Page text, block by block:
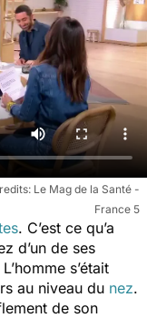
Le Mag de la Santé -
France 5
. C’est ce qu’a
d’un de ses
s’était
au niveau du nez.
de son